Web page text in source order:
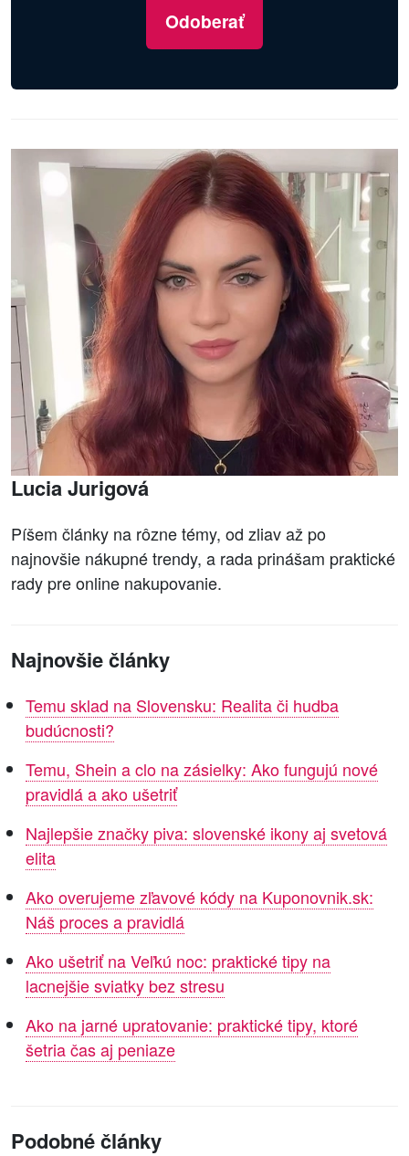
Odoberať
Lucia Jurigová
Píšem články na rôzne témy, od zliav až po
najnovšie nákupné trendy, a rada prinášam praktické
rady pre online nakupovanie.
Najnovšie články
Temu sklad na Slovensku: Realita či hudba
budúcnosti?
Temu, Shein a clo na zásielky: Ako fungujú nové
pravidlá a ako ušetriť
Najlepšie značky piva: slovenské ikony aj svetová
elita
Ako overujeme zľavové kódy na Kuponovnik.sk:
Náš proces a pravidlá
Ako ušetriť na Veľkú noc: praktické tipy na
lacnejšie sviatky bez stresu
Ako na jarné upratovanie: praktické tipy, ktoré
šetria čas aj peniaze
Podobné články